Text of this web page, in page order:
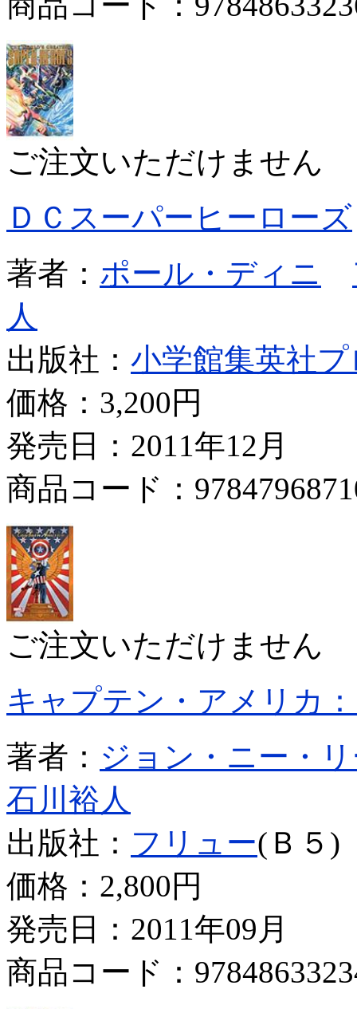
ご注文いただけません
ＤＣスーパーヒーローズ
著者： ポール・ディニ
人
出版社： 小学館集英社
価格： 3,200円
発売日：2011年12月
商品コード：
ご注文いただけません
キャプテン・アメリカ
著者： ジョン・ニー・
石川裕人
出版社： フリュー(Ｂ５)
価格： 2,800円
発売日：2011年09月
商品コード：